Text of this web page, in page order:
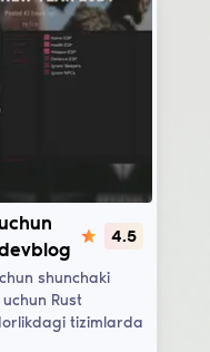
4.5
shunchaki
Rust
tizimlarda